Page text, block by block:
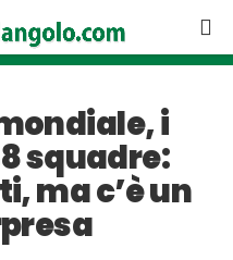
i
squadre:
ma c’è un